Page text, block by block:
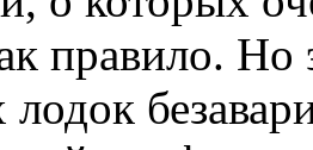
правило.